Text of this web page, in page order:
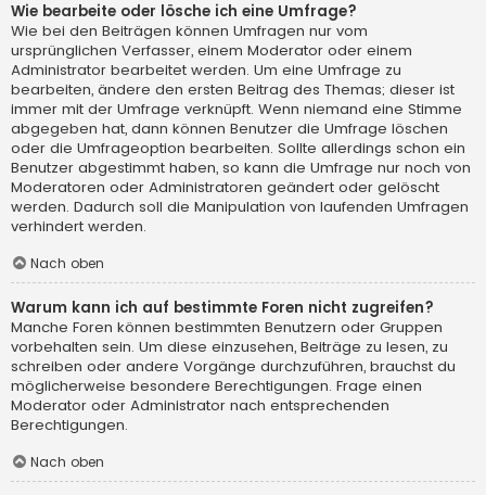
Wie bearbeite oder lösche ich eine Umfrage?
Wie bei den Beiträgen können Umfragen nur vom
ursprünglichen Verfasser, einem Moderator oder einem
Administrator bearbeitet werden. Um eine Umfrage zu
bearbeiten, ändere den ersten Beitrag des Themas; dieser ist
immer mit der Umfrage verknüpft. Wenn niemand eine Stimme
abgegeben hat, dann können Benutzer die Umfrage löschen
oder die Umfrageoption bearbeiten. Sollte allerdings schon ein
Benutzer abgestimmt haben, so kann die Umfrage nur noch von
Moderatoren oder Administratoren geändert oder gelöscht
werden. Dadurch soll die Manipulation von laufenden Umfragen
verhindert werden.
Nach oben
Warum kann ich auf bestimmte Foren nicht zugreifen?
Manche Foren können bestimmten Benutzern oder Gruppen
vorbehalten sein. Um diese einzusehen, Beiträge zu lesen, zu
schreiben oder andere Vorgänge durchzuführen, brauchst du
möglicherweise besondere Berechtigungen. Frage einen
Moderator oder Administrator nach entsprechenden
Berechtigungen.
Nach oben